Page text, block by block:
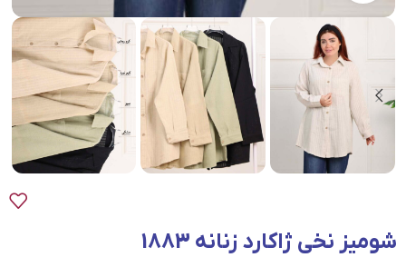
شومیز نخی ژاکارد زنانه 1883